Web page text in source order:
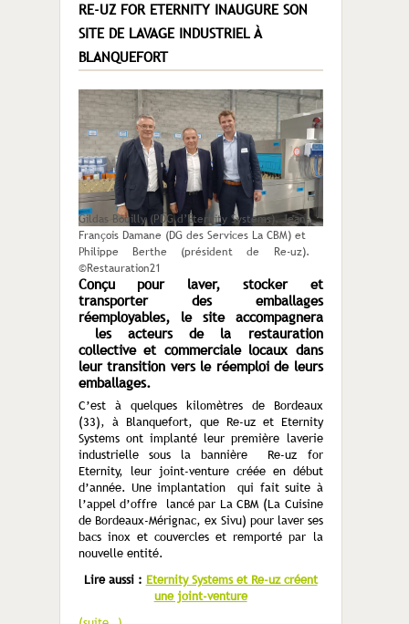
RE-UZ FOR ETERNITY INAUGURE SON
SITE DE LAVAGE INDUSTRIEL À
BLANQUEFORT
Gildas Bouilly (PDG d’Eternity Systems), Jean-
François Damane (DG des Services La CBM) et
Philippe Berthe (président de Re-uz).
©Restauration21
Conçu pour laver, stocker et
transporter des emballages
réemployables, le site accompagnera
les acteurs de la restauration
collective et commerciale locaux dans
leur transition vers le réemploi de leurs
emballages.
C’est à quelques kilomètres de Bordeaux
(33), à Blanquefort, que Re-uz et Eternity
Systems ont implanté leur première laverie
industrielle sous la bannière Re-uz for
Eternity, leur joint-venture créée en début
d’année. Une implantation qui fait suite à
l’appel d’offre lancé par La CBM (La Cuisine
de Bordeaux-Mérignac, ex Sivu) pour laver ses
bacs inox et couvercles et remporté par la
nouvelle entité.
Lire aussi : Eternity Systems et Re-uz créent
une joint-venture